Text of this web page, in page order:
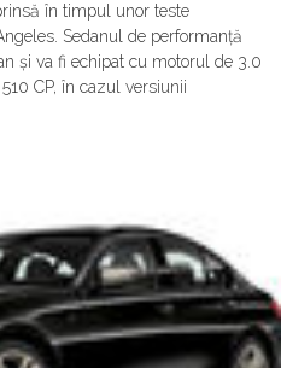
în timpul unor teste
Sedanul de performanță
și va fi echipat cu motorul de 3.0
CP, în cazul versiunii